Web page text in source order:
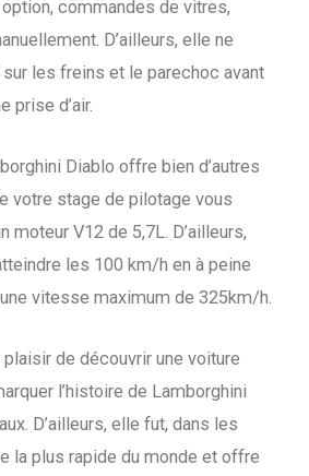
commandes de vitres,
D’ailleurs, elle ne
sur les freins et le parechoc avant
prise d’air.
Diablo offre bien d’autres
votre stage de pilotage vous
moteur V12 de 5,7L. D’ailleurs,
les 100 km/h en à peine
vitesse maximum de 325km/h.
de découvrir une voiture
l’histoire de Lamborghini
D’ailleurs, elle fut, dans les
la plus rapide du monde et offre